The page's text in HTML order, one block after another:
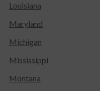
Louisiana
Maryland
Michigan
Mississippi
Montana